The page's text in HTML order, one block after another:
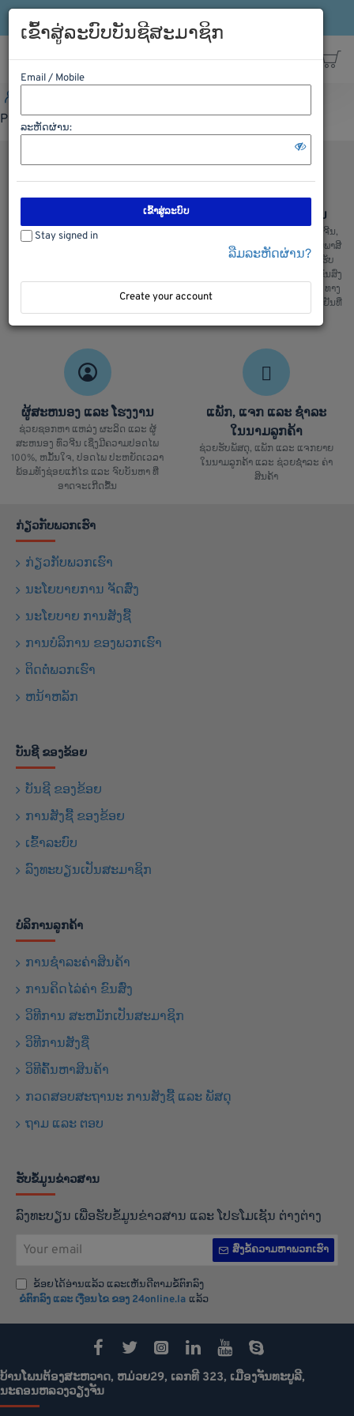
Please Login first
ພວກເຮົາມີລະບົບການຮັກສາຄວາມປອດ
ການຂົນສົ່ງ ຈີນ ລາວ ຈີນ
ບໍລິການຂົນສົ່ງ ຈີນ ລາວ ແລະ ລາວຈີນ,
ຂົນສົ່ງ ໄທ ລາວ ແລະ ລາວ ໄທ, ເຄັຍພາສີ
ແລ່ນຫນັງສື ຊິ້ບປີ້ງ ພ້ອມທັງມີລົດ ຮັບ
ເຄື່ອງຈາກຫນ້າໂຮງງານ ສະເພາະ ຂົນສົ່ງ
ທງຈີນ : ພວກເຮົາມີ ຂົນສົ່ງ ທາງລົດ, ທາງ
ເຮື່ອ, ທາງລົດໄຟ ແລະ ຂົນສົ່ງເຄື່ອງເຢັນທີ່
ສ່າງຄຸນມີ້ງ
ຜູ້ສະຫນອງ ແລະ ໂຮງງານ
ຊ່ວຍຊອກຫາ ແຫລ່ງ ຜະລິດ ແລະ ຜູ້
ສະຫນອງ ທົ່ວຈີນ ເຊິ່ງມີຄວາມປອດໄພ
100%, ຫມັ້ນໃຈ, ປອດໄພ ປະຫຍັດເວລາ
ພ້ອມທັງຊ່ອຍແກ້ໄຂ ແລະ ຈົບບັນຫາ ທີ່
ອາດຈະເກີດຂື້ນ
ແພັກ, ແຈກ ແລະ ຊຳລະ
ໃນນາມລູກຄ້າ
ຊ່ວຍຮັບພັສດຸ, ແພັກ ແລະ ແຈກຍາຍ
ໃນນາມລູກຄ້າ ແລະ ຊ່ວຍຊຳລະ ຄ່າ
ສິນຄ້າ
ກ່ຽວກັບພວກເຮົາ
ກ່ຽວກັບພວກເຮົາ
ນະໂຍບາຍການ ຈັດສົ່ງ
ນະໂຍບາຍ ການສັງຊື້
ການບໍລິການ ຂອງພວກເຮົາ
ຕິດຕໍ່ພວກເຮົາ
ຫນ້າຫລັກ
ບັນຊີ ຂອງຂ້ອຍ
ບັນຊີ ຂອງຂ້ອຍ
ການສັງຊື້ ຂອງຂ້ອຍ
ເຂົ້າລະບົບ
ລົງທະບຽນເປັນສະມາຊິກ
ບໍລິການລູກຄ້າ
ການຊຳລະຄ່າສິນຄ້າ
ການຄິດໄລ່ຄ່າ ຂົນສົ່ງ
ວິທີການ ສະຫມັກເປັນສະມາຊິກ
ວິທີການສັງຊື່
ວິທີຄົ້ນຫາສິນຄ້າ
ກວດສອບສະຖານະ ການສັງຊື້ ແລະ ພັສດຸ
ຖາມ ແລະ ຕອບ
ຮັບຂໍ້ມູນຂ່າວສານ
ລົງທະບຽນ ເພື່ອຮັບຂໍ້ມູນຂ່າວສານ ແລະ ໂປຮໂມເຊັນ ຕ່າງຕ່າງ
email
ສົ່ງຂໍ້ຄວາມຫາພວກເຮົາ
ຂ້ອຍໄດ້ອ່ານແລ້ວ ແລະເຫັນດີຕາມຂໍ້ຕົກລົງ
ຂໍຕົກລົງ ແລະ ເງືອນໄຂ ຂອງ 24online.la ແລ້ວ
ບ້ານໂພນຕ້ອງສະຫວາດ, ຫມ່ວຍ29, ເລກທີ 323, ເມືອງຈັນທະບູລີ,
ນະຄອນຫລວງວຽງຈັນ
ເຂົ້າສູ່ລະບົບບັນຊີສະມາຊິກ
Email / Mobile
ລະຫັດຜ່ານ:
ເຂົ້າສູ່ລະບົບ
Stay signed in
ລືມລະຫັດຜ່ານ?
Create your account